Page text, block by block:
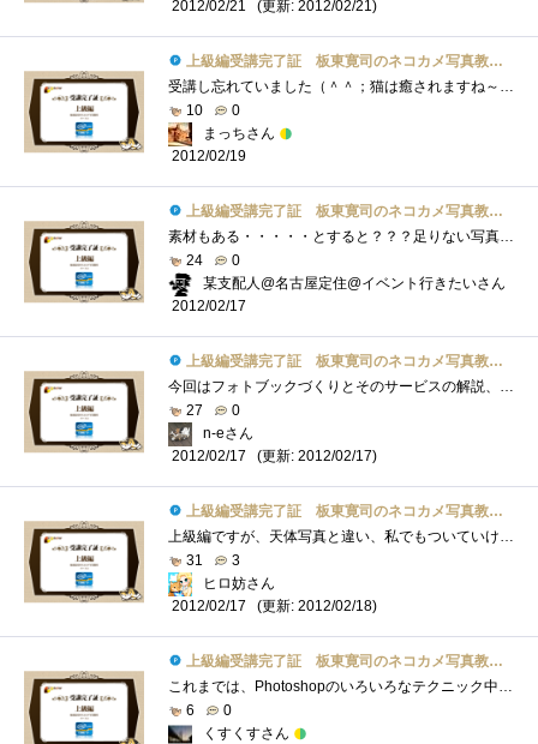
2012/02/21
(更新: 2012/02/21)
上級編受講完了証 板東寛司のネコカメ写真教室パート2
受講し忘れていました（＾＾；猫は癒されますね～♪私は家猫のニクキュウをプニプニするのが大好き★家猫もプニプニされていると、まったり�...
10
0
まっちさん
2012/02/19
上級編受講完了証 板東寛司のネコカメ写真教室パート2
素材もある・・・・・とすると？？？足りない写真を撮ることだ。ってことで、天気のいい日に大撮影会をしないといけないナ。はっ、まだ、レ�...
24
0
某支配人@名古屋定住@イベント行きたいさん
2012/02/17
上級編受講完了証 板東寛司のネコカメ写真教室パート2
今回はフォトブックづくりとそのサービスの解説、写真がそろってればわりと簡単に作れそうなので試してみたいですね。上級編の掲載と同時に�...
27
0
n-eさん
2012/02/17
(更新: 2012/02/17)
上級編受講完了証 板東寛司のネコカメ写真教室パート2
上級編ですが、天体写真と違い、私でもついていけそうです。肉球可愛いですね。私は、ネコ繋がりでこれとか、肉球マウスパッドネコ耳イヤホ�...
31
3
ヒロ妨さん
2012/02/17
(更新: 2012/02/18)
上級編受講完了証 板東寛司のネコカメ写真教室パート2
これまでは、Photoshopのいろいろなテクニック中心でしたが、今回のフォトブックなら敷居も高くなく挑戦してみても良さそうな内容だったと思い�...
6
0
くすくすさん